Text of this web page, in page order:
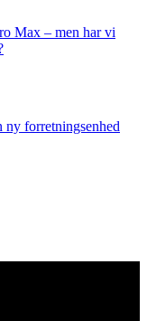
Max – men har vi
ny forretningsenhed